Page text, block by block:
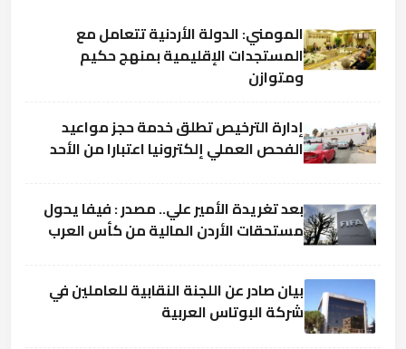
المومني: الدولة الأردنية تتعامل مع
المستجدات الإقليمية بمنهج حكيم
ومتوازن
إدارة الترخيص تطلق خدمة حجز مواعيد
الفحص العملي إلكترونيا اعتبارا من الأحد
بعد تغريدة الأمير علي.. مصدر : فيفا يحول
مستحقات الأردن المالية من كأس العرب
بيان صادر عن اللجنة النقابية للعاملين في
شركة البوتاس العربية